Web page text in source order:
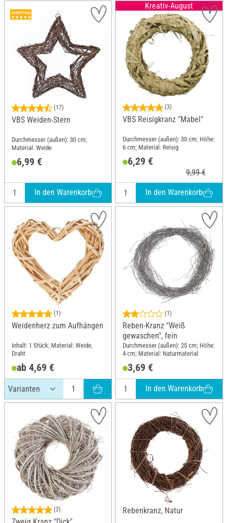
(17)
VBS Weiden-Stern
Durchmesser (außen): 30 cm;
Material: Weide
6,99 €
In den Warenkorb
Kreativ-August
(3)
VBS Reisigkranz "Mabel"
Durchmesser (außen): 30 cm; Höhe:
6 cm; Material: Reisig
6,29 €
9,99 €
In den Warenkorb
(1)
Weidenherz zum Aufhängen
Inhalt: 1 Stück; Material: Weide,
Draht
ab 4,69 €
(1)
Reben-Kranz "Weiß
gewaschen", fein
Durchmesser (außen): 25 cm; Höhe:
4 cm; Material: Naturmaterial
3,69 €
In den Warenkorb
(2) Rebenkranz, Natur